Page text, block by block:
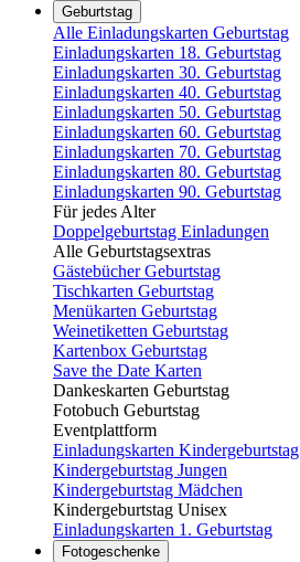
Geburtstag
Alle Einladungskarten Geburtstag
Einladungskarten 18. Geburtstag
Einladungskarten 30. Geburtstag
Einladungskarten 40. Geburtstag
Einladungskarten 50. Geburtstag
Einladungskarten 60. Geburtstag
Einladungskarten 70. Geburtstag
Einladungskarten 80. Geburtstag
Einladungskarten 90. Geburtstag
Für jedes Alter
Doppelgeburtstag Einladungen
Alle Geburtstagsextras
Gästebücher Geburtstag
Tischkarten Geburtstag
Menükarten Geburtstag
Weinetiketten Geburtstag
Kartenbox Geburtstag
Save the Date Karten
Dankeskarten Geburtstag
Fotobuch Geburtstag
Eventplattform
Einladungskarten Kindergeburtstag
Kindergeburtstag Jungen
Kindergeburtstag Mädchen
Kindergeburtstag Unisex
Einladungskarten 1. Geburtstag
Fotogeschenke